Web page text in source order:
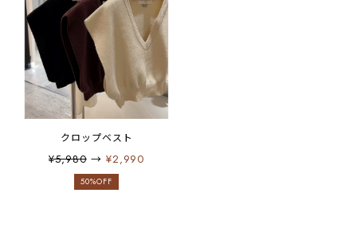
クロップベスト
¥5,980→ ¥2,990
50%OFF